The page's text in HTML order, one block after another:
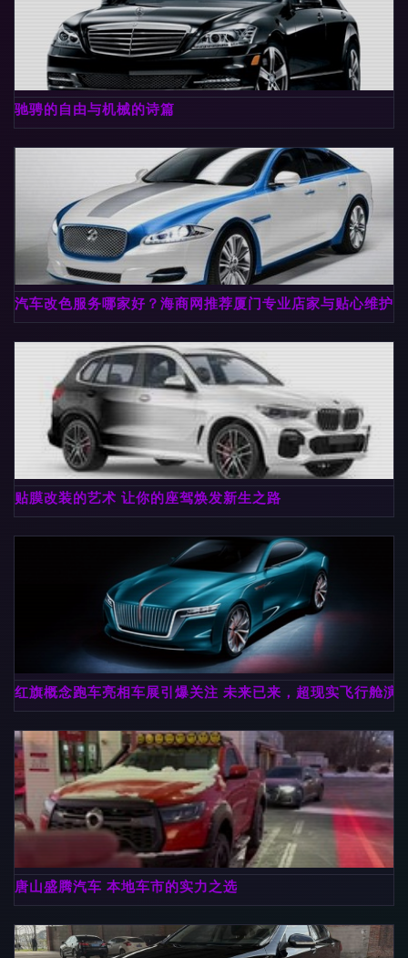
驰骋的自由与机械的诗篇
汽车改色服务哪家好？海商网推荐厦门专业店家与贴心维护
贴膜改装的艺术 让你的座驾焕发新生之路
红旗概念跑车亮相车展引爆关注 未来已来，超现实飞行舱演
唐山盛腾汽车 本地车市的实力之选